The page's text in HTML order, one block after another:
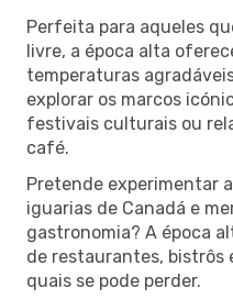
Perfeita para aqueles
livre, a época alta
temperaturas
explorar os marcos
festivais culturais ou
café.
Pretende experimentar
iguarias de Canadá e
gastronomia? A época
de restaurantes, bistrôs
quais se pode perder.